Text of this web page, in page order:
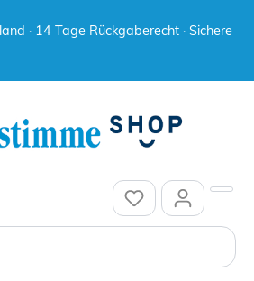
· 14 Tage Rückgaberecht · Sichere